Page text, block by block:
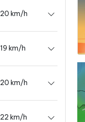
20 km/h
19 km/h
20 km/h
22 km/h